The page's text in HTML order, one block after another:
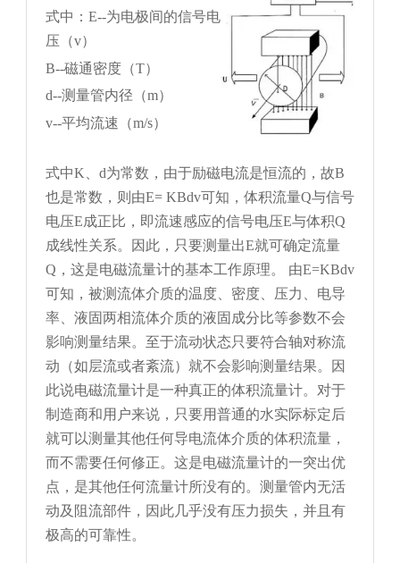
式中：E--为电极间的信号电
压（v）
B--磁通密度（T）
d--测量管内径（m）
v--平均流速（m/s）
式中K、d为常数，由于励磁电流是恒流的，故B
也是常数，则由E= KBdv可知，体积流量Q与信号
电压E成正比，即流速感应的信号电压E与体积Q
成线性关系。因此，只要测量出E就可确定流量
Q，这是电磁流量计的基本工作原理。 由E=KBdv
可知，被测流体介质的温度、密度、压力、电导
率、液固两相流体介质的液固成分比等参数不会
影响测量结果。至于流动状态只要符合轴对称流
动（如层流或者紊流）就不会影响测量结果。因
此说电磁流量计是一种真正的体积流量计。对于
制造商和用户来说，只要用普通的水实际标定后
就可以测量其他任何导电流体介质的体积流量，
而不需要任何修正。这是电磁流量计的一突出优
点，是其他任何流量计所没有的。测量管内无活
动及阻流部件，因此几乎没有压力损失，并且有
极高的可靠性。